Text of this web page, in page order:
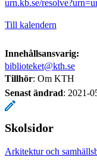
urn.kb.se/
Till kalendern
Innehållsansvarig:
biblioteket@kth.se
Tillhör: Om KTH
Senast ändrad: 2021-
Skolsidor
Arkitektur och